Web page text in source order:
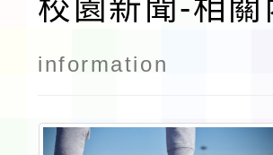
用對抗生素
校園新聞-相關
information